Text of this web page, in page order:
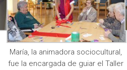
María, la animadora sociocultural,
fue la encargada de guiar el Taller